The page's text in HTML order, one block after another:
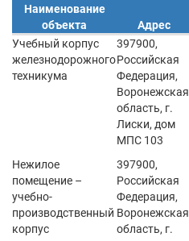
Наименование
объекта
Адрес
Учебный корпус
железнодорожного
техникума
397900,
Российская
Федерация,
Воронежская
область, г.
Лиски, дом
МПС 103
Нежилое
помещение –
учебно-
производственный
корпус
397900,
Российская
Федерация,
Воронежская
область, г.